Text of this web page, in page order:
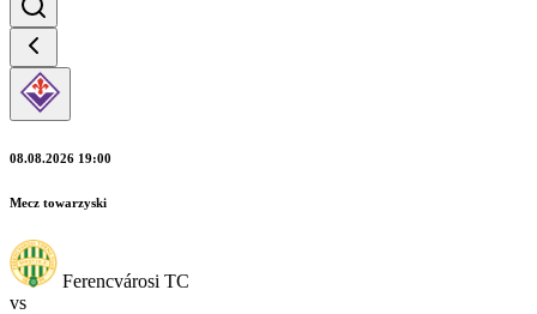
08.08.2026 19:00
Mecz towarzyski
Ferencvárosi TC
vs